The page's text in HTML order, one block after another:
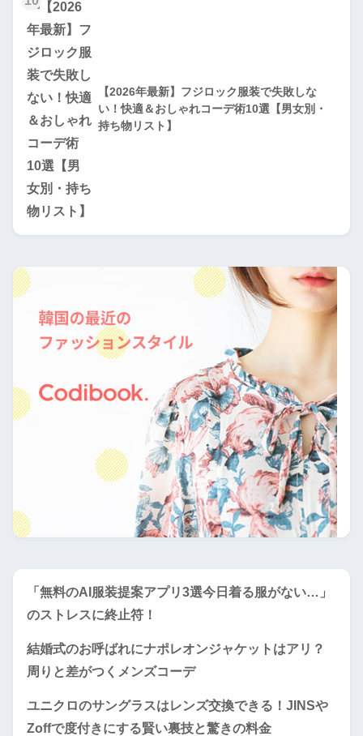
【2026年最新】フジロック服装で失敗しな
い！快適＆おしゃれコーデ術10選【男女別・
持ち物リスト】
「無料のAI服装提案アプリ3選今日着る服がない…」
のストレスに終止符！
結婚式のお呼ばれにナポレオンジャケットはアリ？
周りと差がつくメンズコーデ
ユニクロのサングラスはレンズ交換できる！JINSや
Zoffで度付きにする賢い裏技と驚きの料金